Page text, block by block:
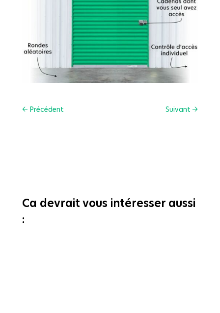
← Précédent Suivant →
Ca devrait vous intéresser aussi
: